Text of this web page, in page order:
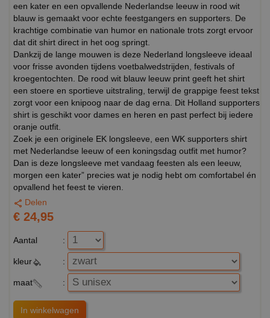
een kater en een opvallende Nederlandse leeuw in rood wit
blauw is gemaakt voor echte feestgangers en supporters. De
krachtige combinatie van humor en nationale trots zorgt ervoor
dat dit shirt direct in het oog springt.
Dankzij de lange mouwen is deze Nederland longsleeve ideaal
voor frisse avonden tijdens voetbalwedstrijden, festivals of
kroegentochten. De rood wit blauw leeuw print geeft het shirt
een stoere en sportieve uitstraling, terwijl de grappige feest tekst
zorgt voor een knipoog naar de dag erna. Dit Holland supporters
shirt is geschikt voor dames en heren en past perfect bij iedere
oranje outfit.
Zoek je een originele EK longsleeve, een WK supporters shirt
met Nederlandse leeuw of een koningsdag outfit met humor?
Dan is deze longsleeve met vandaag feesten als een leeuw,
morgen een kater” precies wat je nodig hebt om comfortabel én
opvallend het feest te vieren.
Delen
€ 24,95
Aantal :
kleur :
maat :